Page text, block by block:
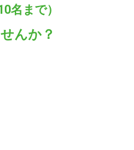
名まで）
んか？